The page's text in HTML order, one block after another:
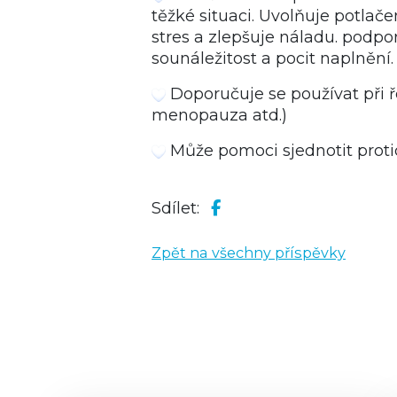
těžké situaci. Uvolňuje
stres a zlepšuje náladu.
sounáležitost a pocit naplnění.
Doporučuje se používat při
menopauza atd.)
Může pomoci sjednotit
Sdílet:
Zpět na všechny příspěvky